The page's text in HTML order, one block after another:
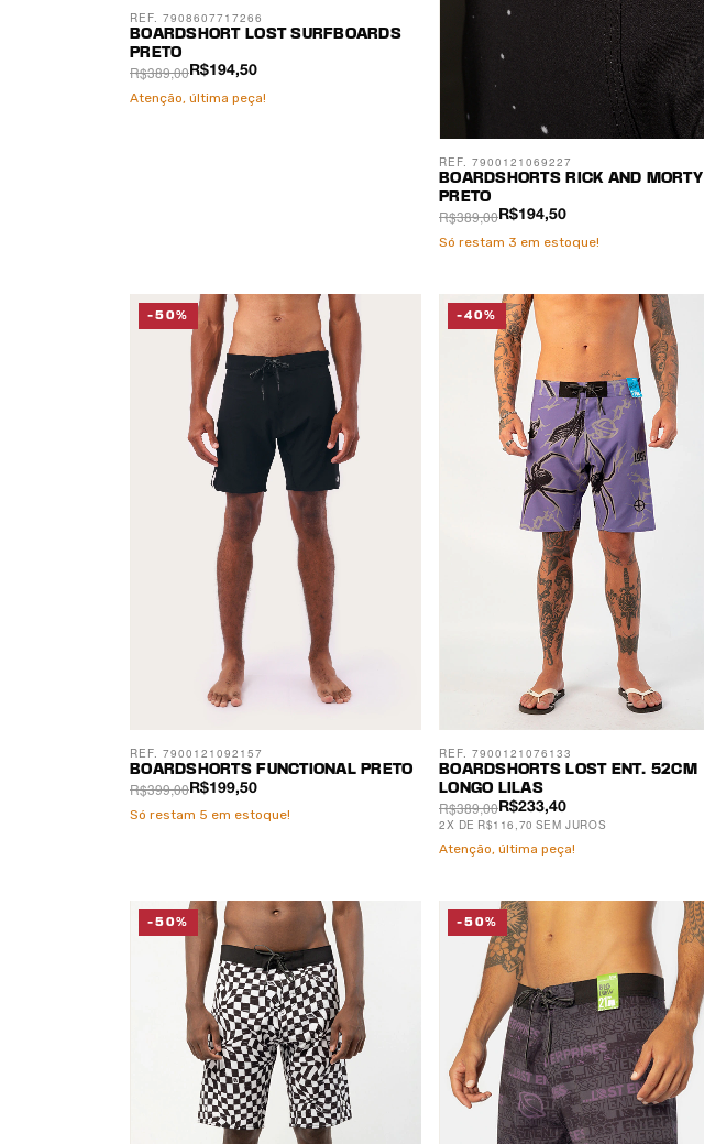
BOARDSHORT LOST SURFBOARDS
PRETO
R$194,50
R$389,00
REF. 7908607717266
Atenção, última peça!
BOARDSHORTS RICK AND MORTY
PRETO
R$194,50
R$389,00
REF. 7900121069227
Só restam 3 em estoque!
BOARDSHORTS FUNCTIONAL PRETO
R$199,50
R$399,00
REF. 7900121092157
-50%
Só restam 5 em estoque!
BOARDSHORTS LOST ENT. 52CM
LONGO LILAS
R$233,40
R$389,00
2X DE R$116,70 SEM JUROS
REF. 7900121076133
-40%
Atenção, última peça!
-50% -50%